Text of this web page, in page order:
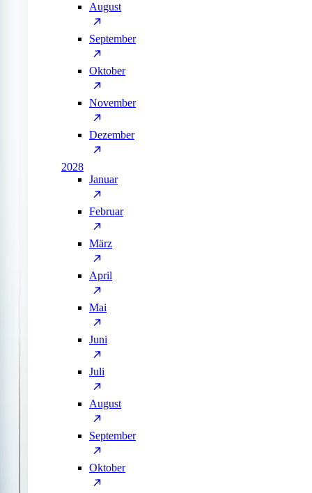
August
September
Oktober
November
Dezember
2028
Januar
Februar
März
April
Mai
Juni
Juli
August
September
Oktober